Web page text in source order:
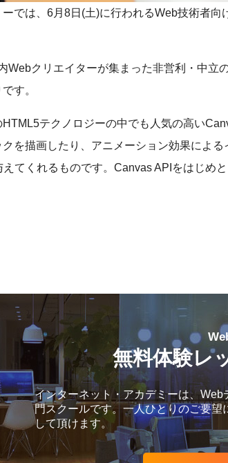
では、6月8日(土)に行われるWeb技術者
Webクリエイターが集まった非営利・中
す。
テクノロジーの中でも人気の高い
を描画したり、アニメーション効果によ
てくれるものです。Canvas APIをはじめ
無料体験レ
インターネット・アカデミーは、
門スクールです。一人ひとりのご要
して頂けます。